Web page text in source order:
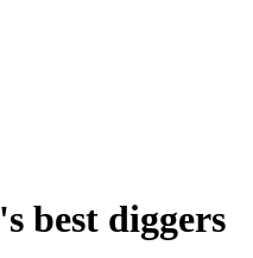
best diggers